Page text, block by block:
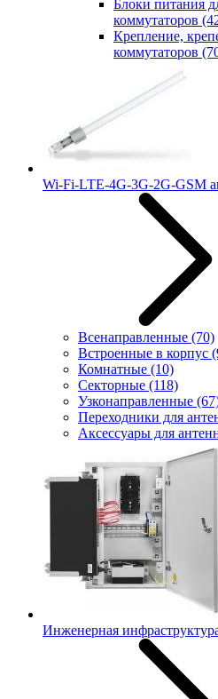
Блоки питания
коммутаторов
Крепление,
коммутаторов
Wi-Fi-LTE-4G-3G-2G-GSM
Всенаправленные (70)
Встроенные в корпус
Комнатные (10)
Секторные (118)
Узконаправленные
Переходники для
Аксессуары для
Инженерная